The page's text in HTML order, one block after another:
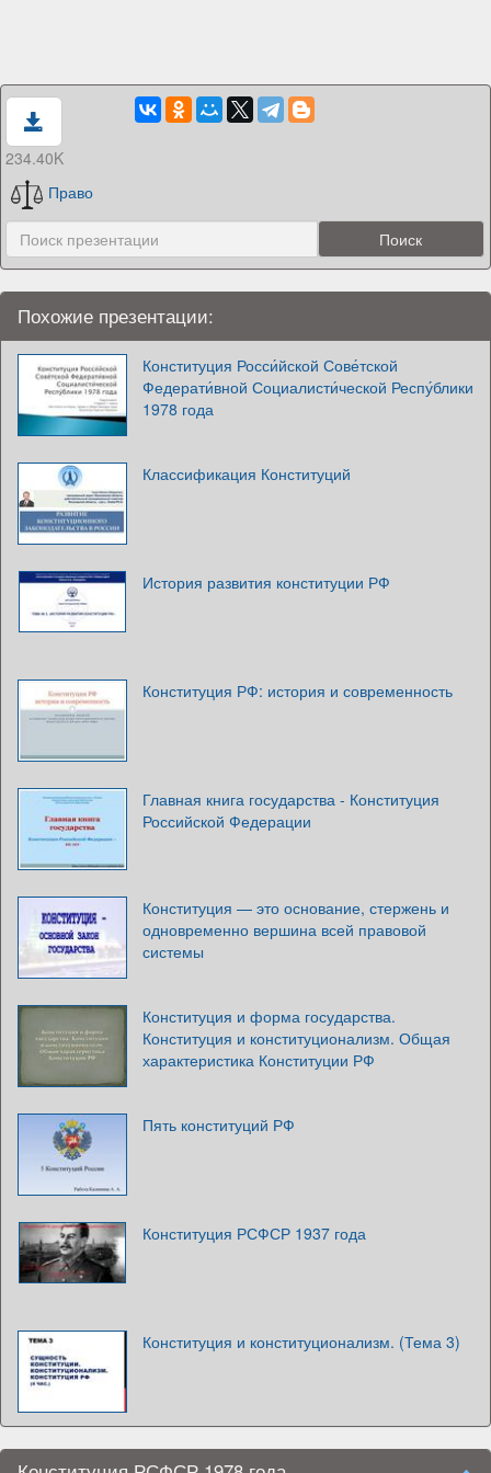
234.40K
Право
Похожие презентации:
Конституция Росси́йской Сове́тской
Федерати́вной Социалисти́ческой Респу́блики
1978 года
Классификация Конституций
История развития конституции РФ
Конституция РФ: история и современность
Главная книга государства - Конституция
Российской Федерации
Конституция — это основание, стержень и
одновременно вершина всей правовой
системы
Конституция и форма государства.
Конституция и конституционализм. Общая
характеристика Конституции РФ
Пять конституций РФ
Конституция РСФСР 1937 года
Конституция и конституционализм. (Тема 3)